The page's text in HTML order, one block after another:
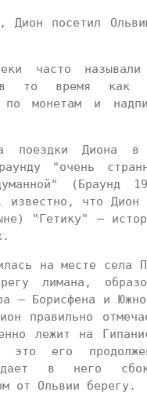
Дион посетил
часто называли
в то время как
по монетам и
поездки Диона в
"очень
(Браунд
известно, что Дион
"Гетику" —
на месте села
лимана,
— Борисфена и
правильно
лежит на
это его
в него
от Ольвии берегу.